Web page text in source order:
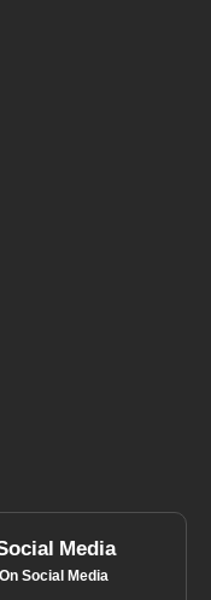
Media
Social Media